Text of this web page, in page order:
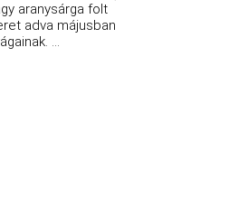
aranysárga folt
adva májusban
...